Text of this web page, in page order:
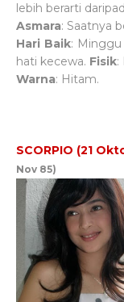
lebih berarti
Asmara: Saatnya
Hari Baik: Minggu
hati kecewa. Fisik:
Warna: Hitam.
SCORPIO (21
Nov 85)